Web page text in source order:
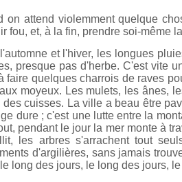
on attend violemment quelque
fou, et, à la fin, prendre soi-même
et l'hiver, les longues
presque pas d'herbe. C'est vite
faire quelques charrois de raves
moyeux. Les mulets, les ânes,
des cuisses. La ville a beau être
dure ; c'est une lutte entre la
pendant le jour la mer monte à
les arbres s'arrachent tout
d'argilières, sans jamais
long des jours, le long des jours,